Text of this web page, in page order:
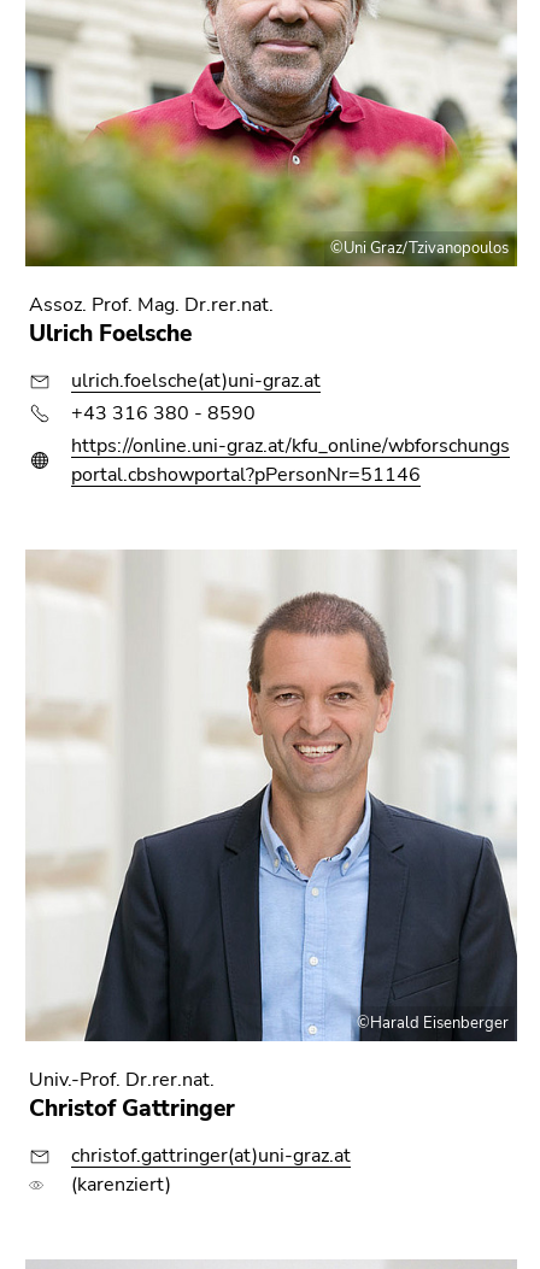
©Uni Graz/Tzivanopoulos
Assoz. Prof. Mag. Dr.rer.nat.
Ulrich Foelsche
ulrich.foelsche(at)uni-graz.at
+43 316 380 - 8590
https://online.uni-graz.at/kfu_online/wbforschungs
portal.cbshowportal?pPersonNr=51146
©Harald Eisenberger
Univ.-Prof. Dr.rer.nat.
Christof Gattringer
christof.gattringer(at)uni-graz.at
(karenziert)